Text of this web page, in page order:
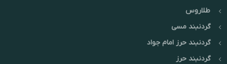
طلاروس
گردنبند مسی
گردنبند حرز امام جواد
گردنبند حرز